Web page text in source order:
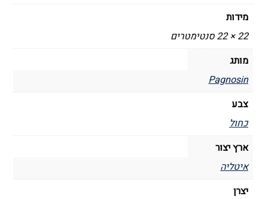
-
Pagnossin
מידות
22 × 22 סנטימטרים
מותג
Pagnosin
צבע
כחול
ארץ יצור
איטליה
יצרן